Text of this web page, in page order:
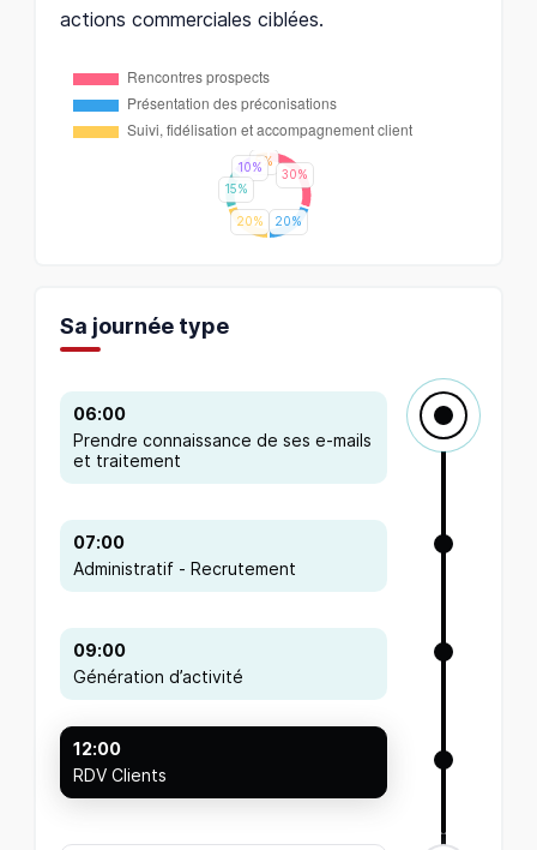
actions commerciales ciblées.
Sa journée type
06:00
Prendre connaissance de ses e-mails
et traitement
Administratif - Recrutement
07:00
09:00
Génération d’activité
RDV Clients
12:00